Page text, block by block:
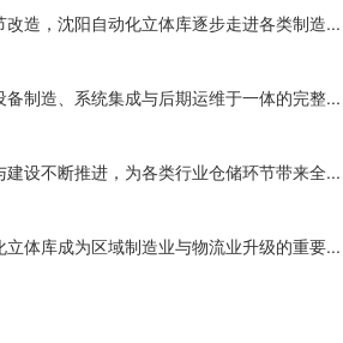
造，沈阳自动化立体库逐步走进各类制造...
制造、系统集成与后期运维于一体的完整...
设不断推进，为各类行业仓储环节带来全...
体库成为区域制造业与物流业升级的重要...